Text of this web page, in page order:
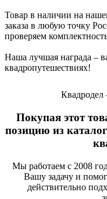
Товар в наличии на
заказа в любую точку
проверяем
Наша лучшая награда –
квадропутешествиях!
Покупая этот
позицию из
Мы работаем с 2008
Вашу задачу и
действительно